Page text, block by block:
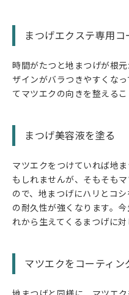
まつげエクステ専用コ
時間がたつと地まつげが根
ザインがバラつきやすくな
てマツエクの向きを整える
まつげ美容液を塗る
マツエクをつけていれば地
もしれませんが、そもそも
ので、地まつげにハリとコ
の耐久性が強くなります。
れから生えてくるまつげに対
マツエクをコーティン